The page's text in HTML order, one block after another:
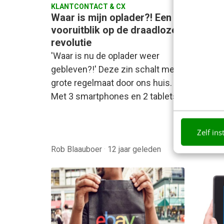
Zelf
KLANTCONTACT & CX
Waar is mijn oplader?! Een
vooruitblik op de draadloze
revolutie
'Waar is nu de oplader weer
gebleven?!' Deze zin schalt met
grote regelmaat door ons huis.
Met 3 smartphones en 2 tablets…
Rob Blaauboer · 12 jaar geleden
en…
Peter